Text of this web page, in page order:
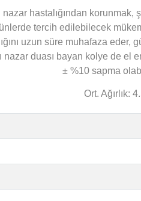
hastalığından
tercih edilebilecek
uzun süre muhafaza
duası bayan kolye de el
± %10 sapma
Ort. Ağırlık: